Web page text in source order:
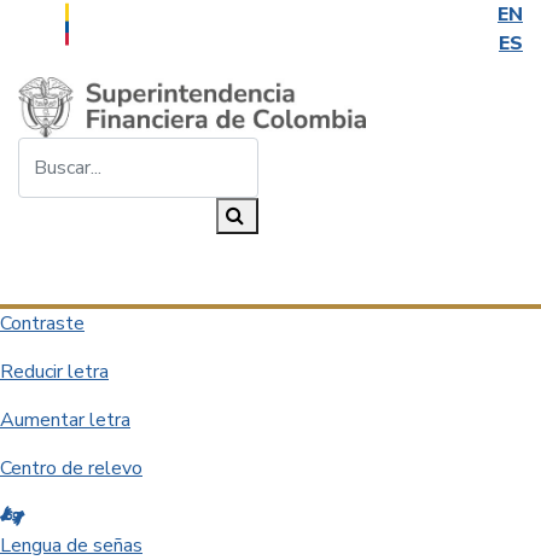
EN
ES
Saltar al contenido principal
Contraste
Reducir letra
Aumentar letra
Centro de relevo
Lengua de señas